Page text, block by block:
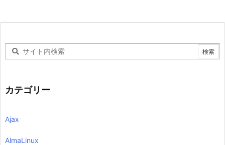
カテゴリー
Ajax
AlmaLinux